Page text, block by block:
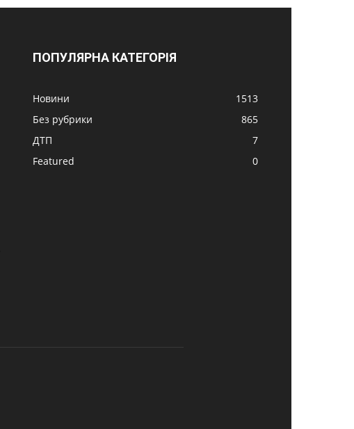
ПОПУЛЯРНА КАТЕГОРІЯ
Новини
1513
Без рубрики
865
ДТП
7
Featured
0